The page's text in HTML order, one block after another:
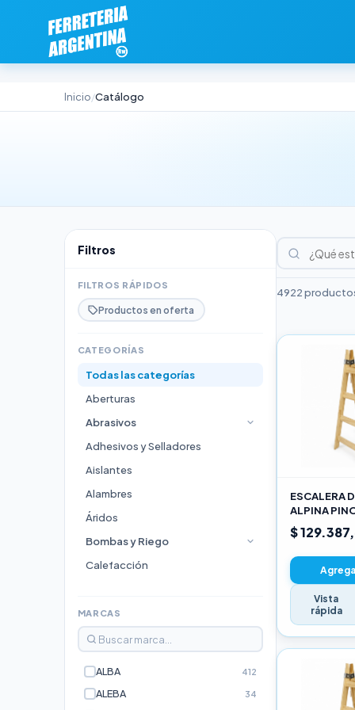
Inicio/Catálogo
Filtros
FILTROS RÁPIDOS
Productos en oferta
CATEGORÍAS
Todas las categorías
Aberturas
Abrasivos
Adhesivos y Selladores
Aislantes
Alambres
Áridos
Bombas y Riego
Calefacción
Durlock
Electricidad e Iluminación
MARCAS
ALBA 412
ALEBA 34
4922
ESCALERA
ALPINA
3,00M PRO
$
Vista
rápida